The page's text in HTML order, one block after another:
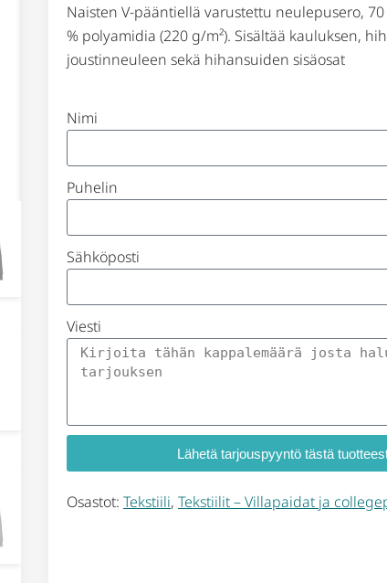
Naisten V-pääntiellä varustettu neulepusero,
% polyamidia (220 g/m²). Sisältää kauluksen,
joustinneuleen sekä hihansuiden sisäosat
Nimi
Puhelin
Sähköposti
Viesti
Lähetä tarjouspyyntö tästä
Osastot: Tekstiili, Tekstiilit – Villapaidat ja